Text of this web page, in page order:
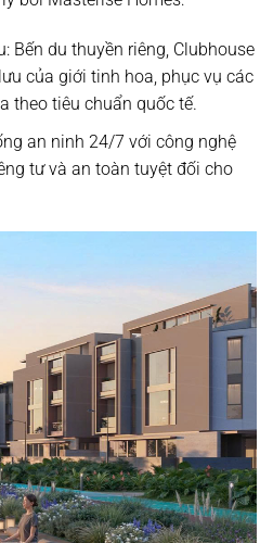
Bến du thuyền riêng, Clubhouse
của giới tinh hoa, phục vụ các
theo tiêu chuẩn quốc tế.
an ninh 24/7 với công nghệ
tư và an toàn tuyệt đối cho